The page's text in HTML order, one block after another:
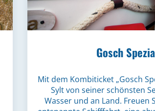
Gosch
Mit dem Kombiticket „Gosch
Sylt von seiner schönsten
Wasser und an Land. Freuen